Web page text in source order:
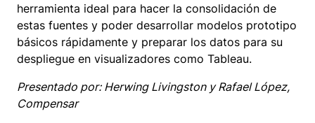
herramienta ideal para hacer la consolidación de
estas fuentes y poder desarrollar modelos prototipo
básicos rápidamente y preparar los datos para su
despliegue en visualizadores como Tableau.
Presentado por: Herwing Livingston y Rafael López,
Compensar